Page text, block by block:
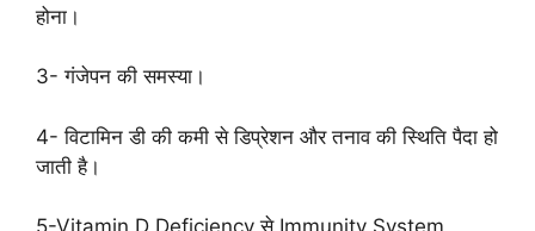
होना।
3- गंजेपन की समस्या।
4- विटामिन डी की कमी से डिप्रेशन और तनाव की स्थिति पैदा हो
जाती है।